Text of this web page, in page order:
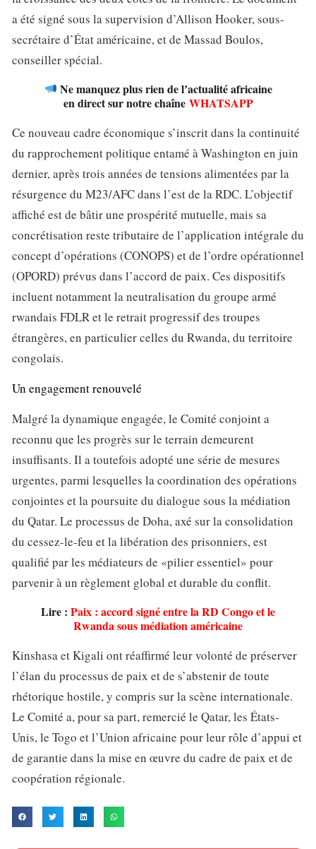
a été signé sous la supervision d’Allison Hooker, sous-
secrétaire d’État américaine, et de Massad Boulos,
conseiller spécial.
Ne manquez plus rien de l’actualité africaine
en direct sur notre chaîne WHATSAPP
Ce nouveau cadre économique s’inscrit dans la continuité
du rapprochement politique entamé à Washington en juin
dernier, après trois années de tensions alimentées par la
résurgence du M23/AFC dans l’est de la RDC. L’objectif
affiché est de bâtir une prospérité mutuelle, mais sa
concrétisation reste tributaire de l’application intégrale du
concept d’opérations (CONOPS) et de l’ordre opérationnel
(OPORD) prévus dans l’accord de paix. Ces dispositifs
incluent notamment la neutralisation du groupe armé
rwandais FDLR et le retrait progressif des troupes
étrangères, en particulier celles du Rwanda, du territoire
congolais.
Un engagement renouvelé
Malgré la dynamique engagée, le Comité conjoint a
reconnu que les progrès sur le terrain demeurent
insuffisants. Il a toutefois adopté une série de mesures
urgentes, parmi lesquelles la coordination des opérations
conjointes et la poursuite du dialogue sous la médiation
du Qatar. Le processus de Doha, axé sur la consolidation
du cessez-le-feu et la libération des prisonniers, est
qualifié par les médiateurs de «pilier essentiel» pour
parvenir à un règlement global et durable du conflit.
Lire : Paix : accord signé entre la RD Congo et le
Rwanda sous médiation américaine
Kinshasa et Kigali ont réaffirmé leur volonté de préserver
l’élan du processus de paix et de s’abstenir de toute
rhétorique hostile, y compris sur la scène internationale.
Le Comité a, pour sa part, remercié le Qatar, les États-
Unis, le Togo et l’Union africaine pour leur rôle d’appui et
de garantie dans la mise en œuvre du cadre de paix et de
coopération régionale.